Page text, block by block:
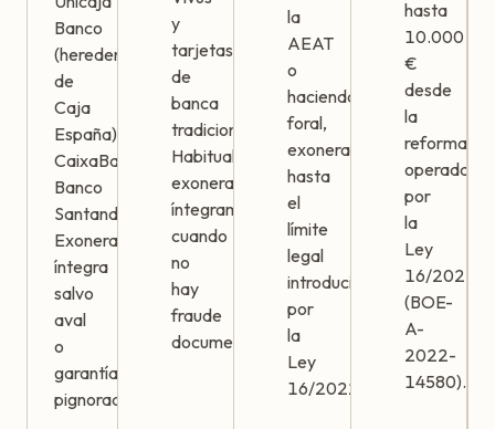
Banco
(heredera
de
Caja
España),
CaixaBank,
Banco
Santander.
Exoneración
íntegra
salvo
aval
o
garantía
pignorada.
y
tarjetas
de
banca
tradicional.
Habitualmente
exonerables
íntegramente
cuando
no
hay
fraude
documentado.
la
AEAT
o
hacienda
foral,
exonerables
hasta
el
límite
legal
introducido
por
la
Ley
16/2022.
hasta
10.000
€
desde
la
reforma
operada
por
la
Ley
16/2022
(BOE-
A-
2022-
14580).